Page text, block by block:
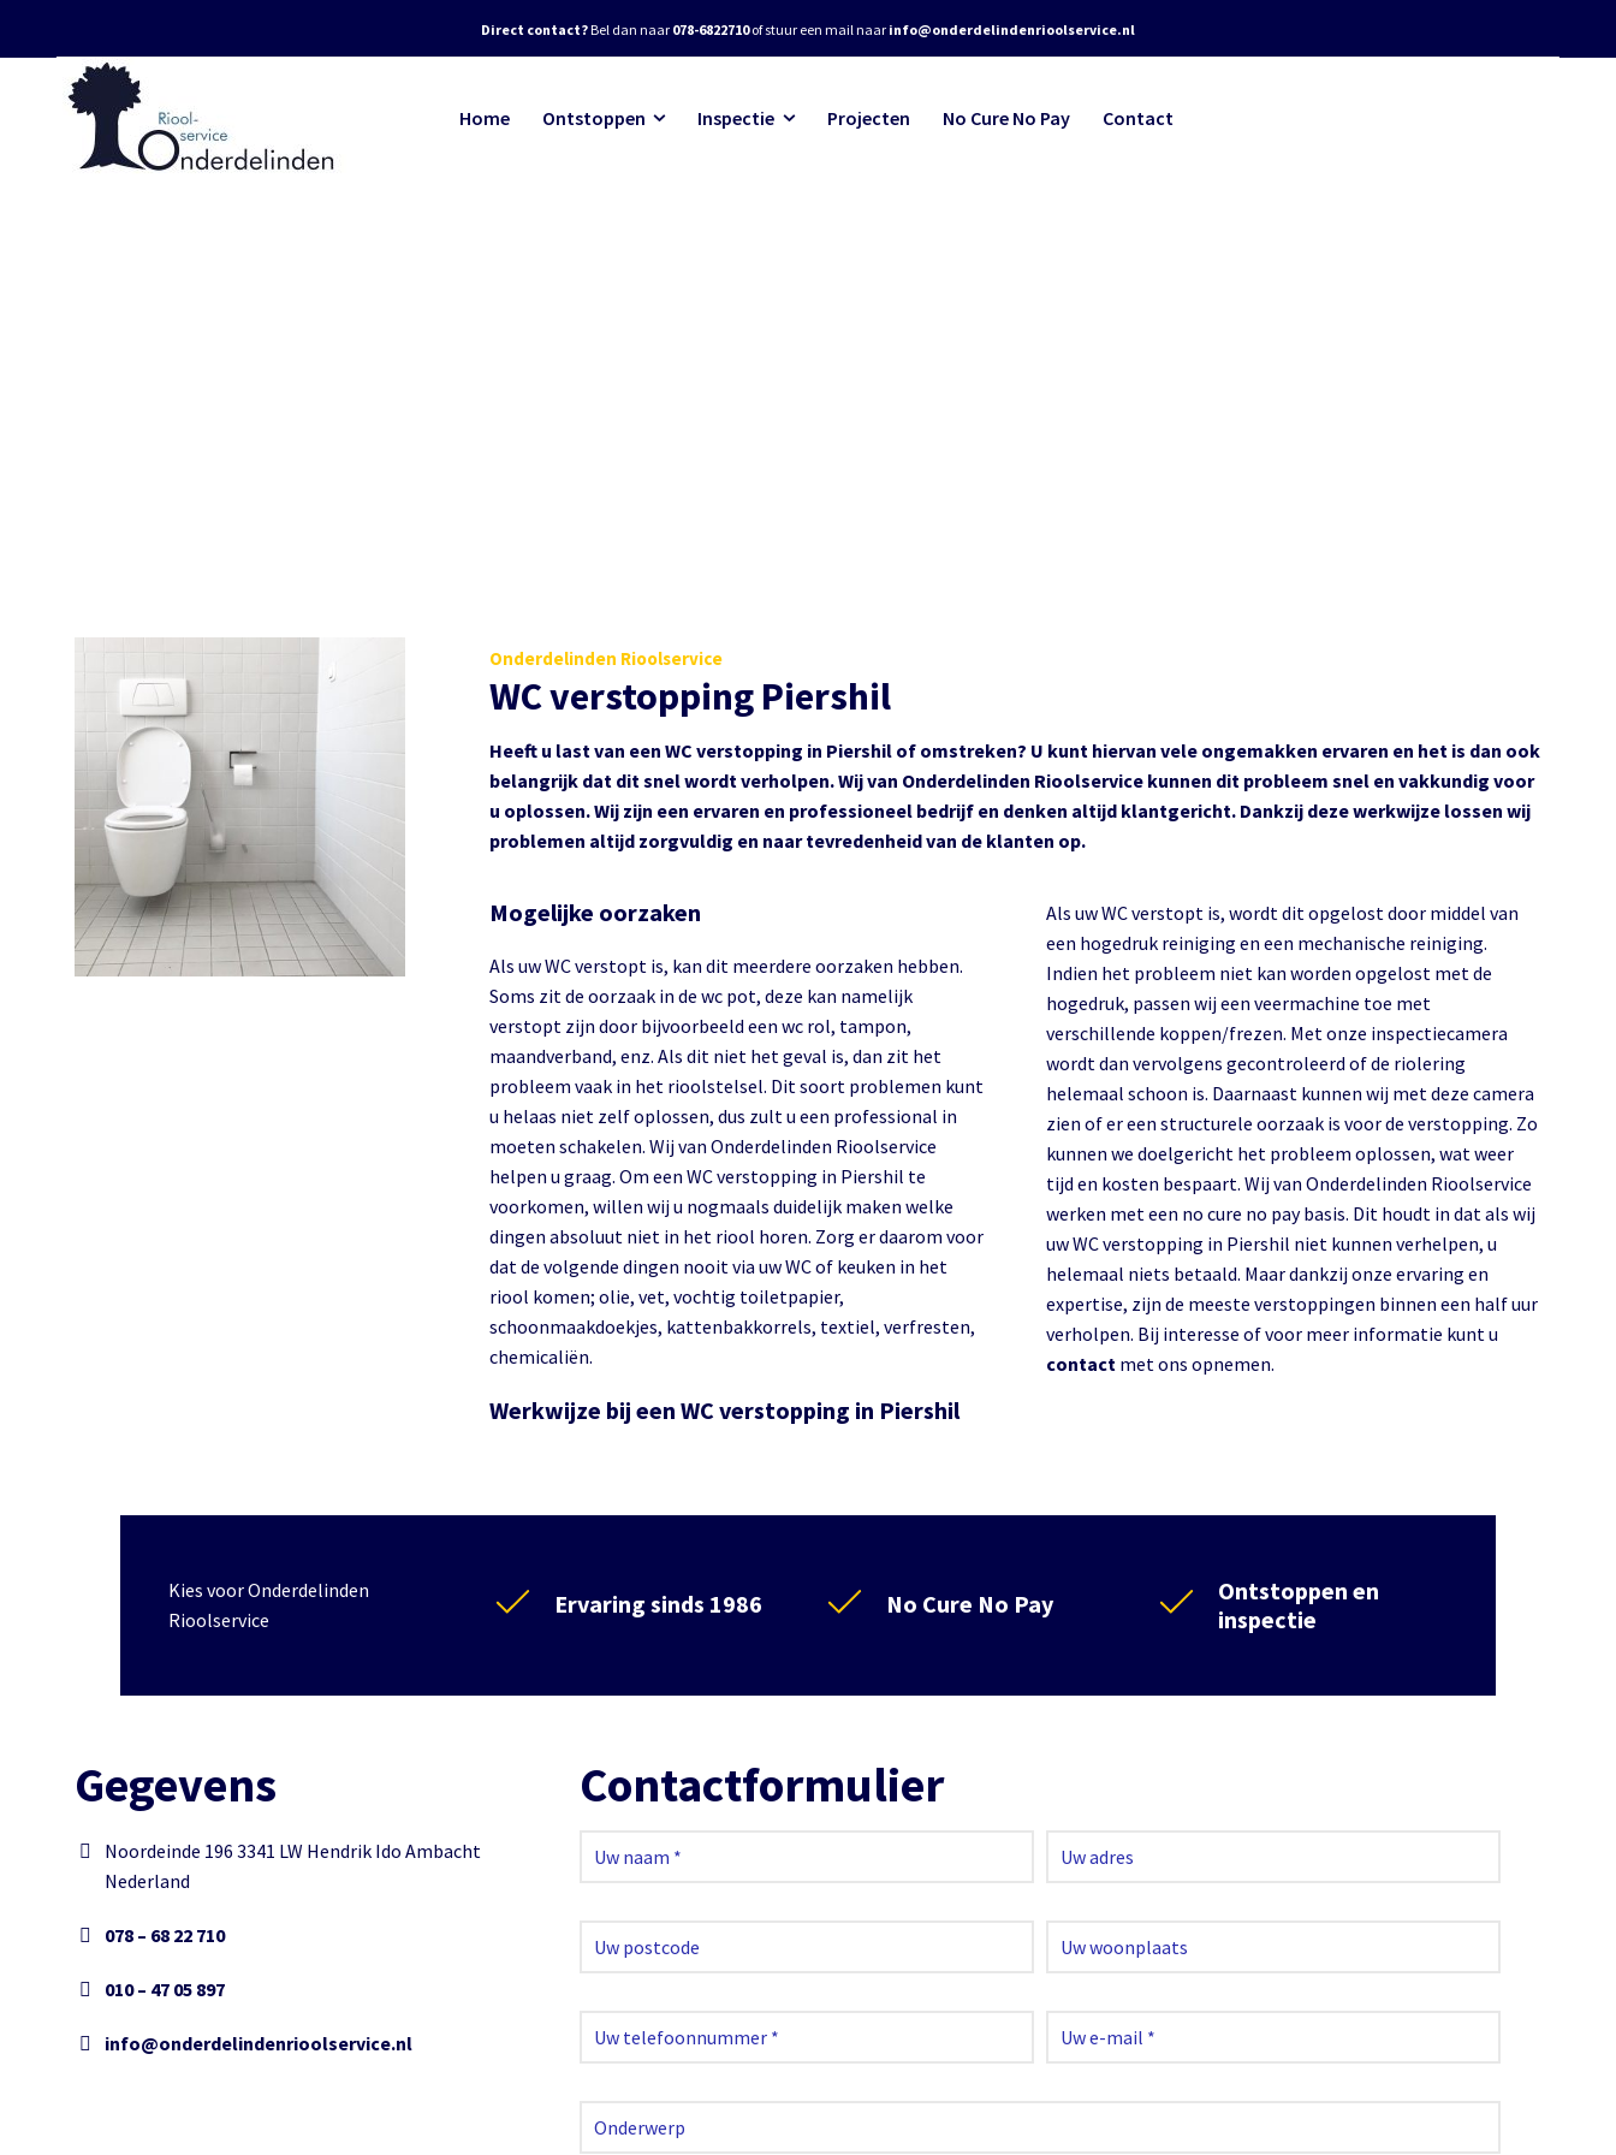
Direct contact?Bel dan naar 078-6822710of stuur een mail naar info@onderdelindenrioolservice.nl
Home Ontstoppen Inspectie Projecten No Cure No Pay Contact
Onderdelinden Rioolservice
WC verstopping Piershil
Heeft u last van een WC verstopping in Piershil of omstreken? U kunt hiervan vele ongemakken ervaren en het is dan ook
belangrijk dat dit snel wordt verholpen. Wij van Onderdelinden Rioolservice kunnen dit probleem snel en vakkundig voor
u oplossen. Wij zijn een ervaren en professioneel bedrijf en denken altijd klantgericht. Dankzij deze werkwijze lossen wij
problemen altijd zorgvuldig en naar tevredenheid van de klanten op.
Mogelijke oorzaken
Als uw WC verstopt is, kan dit meerdere oorzaken hebben.
Soms zit de oorzaak in de wc pot, deze kan namelijk
verstopt zijn door bijvoorbeeld een wc rol, tampon,
maandverband, enz. Als dit niet het geval is, dan zit het
probleem vaak in het rioolstelsel. Dit soort problemen kunt
u helaas niet zelf oplossen, dus zult u een professional in
moeten schakelen. Wij van Onderdelinden Rioolservice
helpen u graag. Om een WC verstopping in Piershil te
voorkomen, willen wij u nogmaals duidelijk maken welke
dingen absoluut niet in het riool horen. Zorg er daarom voor
dat de volgende dingen nooit via uw WC of keuken in het
riool komen; olie, vet, vochtig toiletpapier,
schoonmaakdoekjes, kattenbakkorrels, textiel, verfresten,
chemicaliën.
Werkwijze bij een WC verstopping in Piershil
Als uw WC verstopt is, wordt dit opgelost door middel van
een hogedruk reiniging en een mechanische reiniging.
Indien het probleem niet kan worden opgelost met de
hogedruk, passen wij een veermachine toe met
verschillende koppen/frezen. Met onze inspectiecamera
wordt dan vervolgens gecontroleerd of de riolering
helemaal schoon is. Daarnaast kunnen wij met deze camera
zien of er een structurele oorzaak is voor de verstopping. Zo
kunnen we doelgericht het probleem oplossen, wat weer
tijd en kosten bespaart. Wij van Onderdelinden Rioolservice
werken met een no cure no pay basis. Dit houdt in dat als wij
uw WC verstopping in Piershil niet kunnen verhelpen, u
helemaal niets betaald. Maar dankzij onze ervaring en
expertise, zijn de meeste verstoppingen binnen een half uur
verholpen. Bij interesse of voor meer informatie kunt u
contact met ons opnemen.
Kies voor Onderdelinden
Rioolservice
Ervaring sinds 1986 No Cure No Pay
Ontstoppen en
inspectie
Gegevens
Noordeinde 196 3341 LW Hendrik Ido Ambacht
Nederland
078 – 68 22 710
010 – 47 05 897
info@onderdelindenrioolservice.nl
Contactformulier